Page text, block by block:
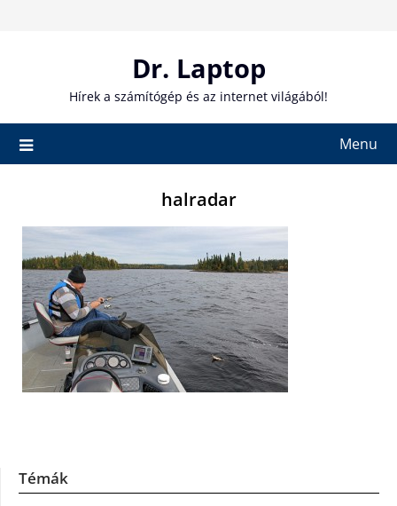
Dr. Laptop
Hírek a számítógép és az internet világából!
Menu
halradar
Témák